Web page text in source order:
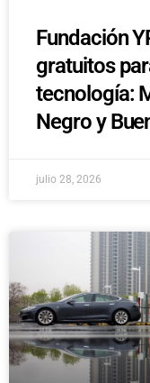
Fundación
gratuitos
tecnología:
Negro y
julio 28, 2026